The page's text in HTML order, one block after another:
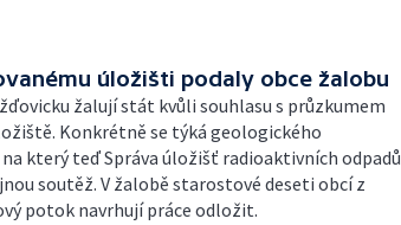
úložišti podaly obce žalobu
žalují stát kvůli souhlasu s průzkumem
Konkrétně se týká geologického
který teď Správa úložišť radioaktivních odpadů
soutěž. V žalobě starostové deseti obcí z
potok navrhují práce odložit.